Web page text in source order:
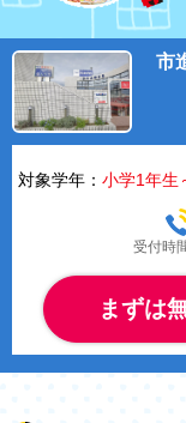
市
対象学年： 小学1年生
受付時
まずは